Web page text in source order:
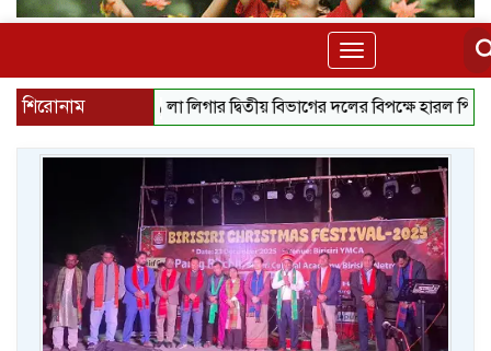
Toggle
navigation
শিরোনাম লা লিগার দ্বিতীয় বিভাগের দলের বিপক্ষে হারল পিএসজি